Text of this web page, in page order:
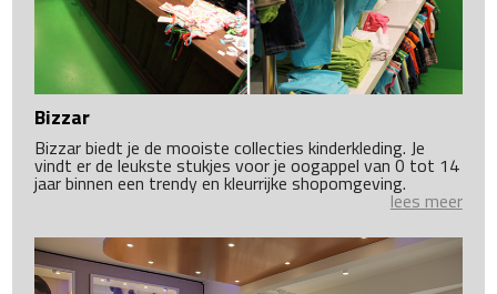
Bizzar
Bizzar biedt je de mooiste collecties kinderkleding. Je
vindt er de leukste stukjes voor je oogappel van 0 tot 14
jaar binnen een trendy en kleurrijke shopomgeving.
lees meer